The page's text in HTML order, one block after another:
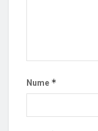
Nume *